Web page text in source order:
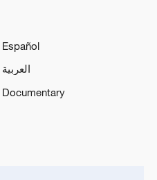
Español
العربية
Documentary